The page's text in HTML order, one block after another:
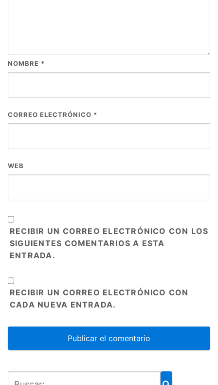
NOMBRE *
CORREO ELECTRÓNICO *
WEB
RECIBIR UN CORREO ELECTRÓNICO CON LOS
SIGUIENTES COMENTARIOS A ESTA
ENTRADA.
RECIBIR UN CORREO ELECTRÓNICO CON
CADA NUEVA ENTRADA.